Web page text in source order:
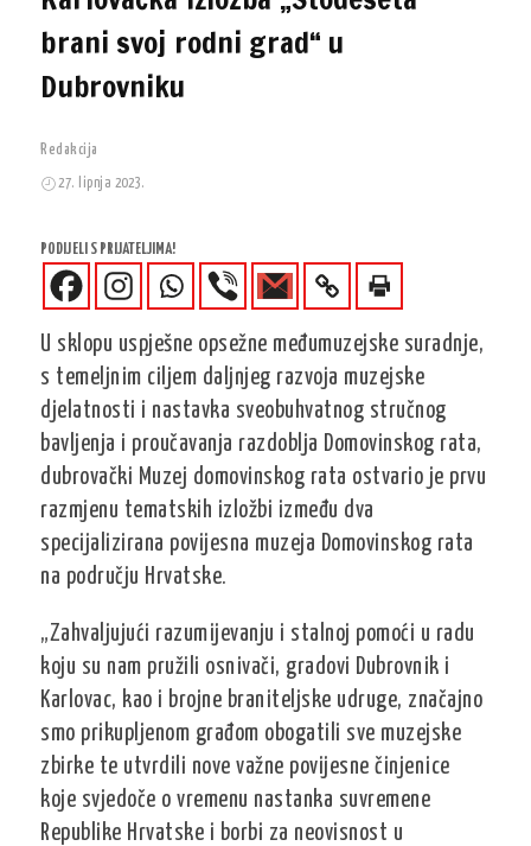
brani svoj rodni grad“ u
Dubrovniku
Redakcija
27. lipnja 2023.
PODIJELI S PRIJATELJIMA!
U sklopu uspješne opsežne međumuzejske suradnje,
s temeljnim ciljem daljnjeg razvoja muzejske
djelatnosti i nastavka sveobuhvatnog stručnog
bavljenja i proučavanja razdoblja Domovinskog rata,
dubrovački Muzej domovinskog rata ostvario je prvu
razmjenu tematskih izložbi između dva
specijalizirana povijesna muzeja Domovinskog rata
na području Hrvatske.
„Zahvaljujući razumijevanju i stalnoj pomoći u radu
koju su nam pružili osnivači, gradovi Dubrovnik i
Karlovac, kao i brojne braniteljske udruge, značajno
smo prikupljenom građom obogatili sve muzejske
zbirke te utvrdili nove važne povijesne činjenice
koje svjedoče o vremenu nastanka suvremene
Republike Hrvatske i borbi za neovisnost u